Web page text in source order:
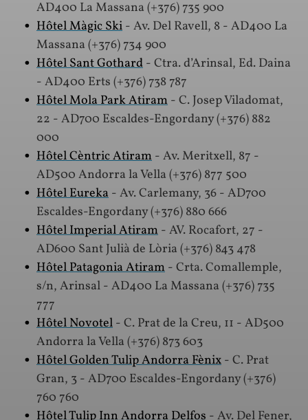
AD400 La Massana (+376) 735 900
Hôtel Màgic Ski - Av. Del Ravell, 8 - AD400 La
Massana (+376) 734 900
Hôtel Sant Gothard - Ctra. d’Arinsal, Ed. Daina
- AD400 Erts (+376) 738 787
Hôtel Mola Park Atiram - C. Josep Viladomat,
22 - AD700 Escaldes-Engordany (+376) 882
000
Hôtel Cèntric Atiram - Av. Meritxell, 87 -
AD500 Andorra la Vella (+376) 877 500
Hôtel Eureka - Av. Carlemany, 36 - AD700
Escaldes-Engordany (+376) 880 666
Hôtel Imperial Atiram - AV. Rocafort, 27 -
AD600 Sant Julià de Lòria (+376) 843 478
Hôtel Patagonia Atiram - Crta. Comallemple,
s/n, Arinsal - AD400 La Massana (+376) 735
777
Hôtel Novotel - C. Prat de la Creu, 11 - AD500
Andorra la Vella (+376) 873 603
Hôtel Golden Tulip Andorra Fènix - C. Prat
Gran, 3 - AD700 Escaldes-Engordany (+376)
760 760
Hôtel Tulip Inn Andorra Delfos - Av. Del Fener,